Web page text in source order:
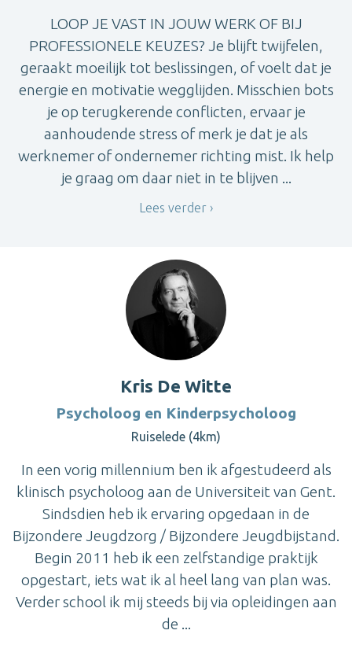
LOOP JE VAST IN JOUW WERK OF BIJ
PROFESSIONELE KEUZES? Je blijft twijfelen,
geraakt moeilijk tot beslissingen, of voelt dat je
energie en motivatie wegglijden. Misschien bots
je op terugkerende conflicten, ervaar je
aanhoudende stress of merk je dat je als
werknemer of ondernemer richting mist. Ik help
je graag om daar niet in te blijven ...
Lees verder
Kris De Witte
Psycholoog en Kinderpsycholoog
Ruiselede (4km)
In een vorig millennium ben ik afgestudeerd als
klinisch psycholoog aan de Universiteit van Gent.
Sindsdien heb ik ervaring opgedaan in de
Bijzondere Jeugdzorg / Bijzondere Jeugdbijstand.
Begin 2011 heb ik een zelfstandige praktijk
opgestart, iets wat ik al heel lang van plan was.
Verder school ik mij steeds bij via opleidingen aan
de ...